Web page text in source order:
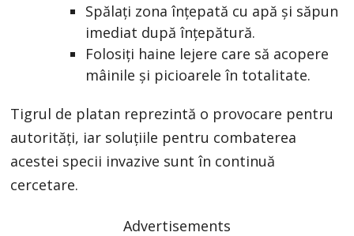
Spălați zona înțepată cu apă și săpun
imediat după înțepătură.
Folosiți haine lejere care să acopere
mâinile și picioarele în totalitate.
Tigrul de platan reprezintă o provocare pentru
autorități, iar soluțiile pentru combaterea
acestei specii invazive sunt în continuă
cercetare.
Advertisements